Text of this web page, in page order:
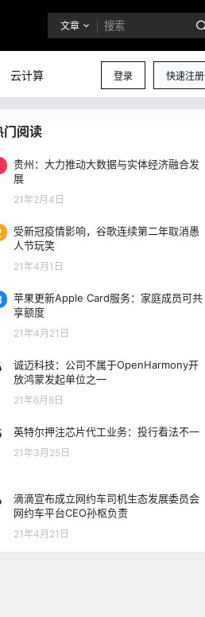
文章
登录 快速注册
云计算
门阅读
贵州：大力推动大数据与实体经济融合发
展
21年2月4日
受新冠疫情影响，谷歌连续第二年取消愚
人节玩笑
21年4月1日
苹果更新Apple Card服务：家庭成员可共
享额度
21年4月21日
诚迈科技：公司不属于OpenHarmony开
放鸿蒙发起单位之一
21年6月8日
英特尔押注芯片代工业务：投行看法不一
21年3月25日
滴滴宣布成立网约车司机生态发展委员会
网约车平台CEO孙枢负责
21年4月21日